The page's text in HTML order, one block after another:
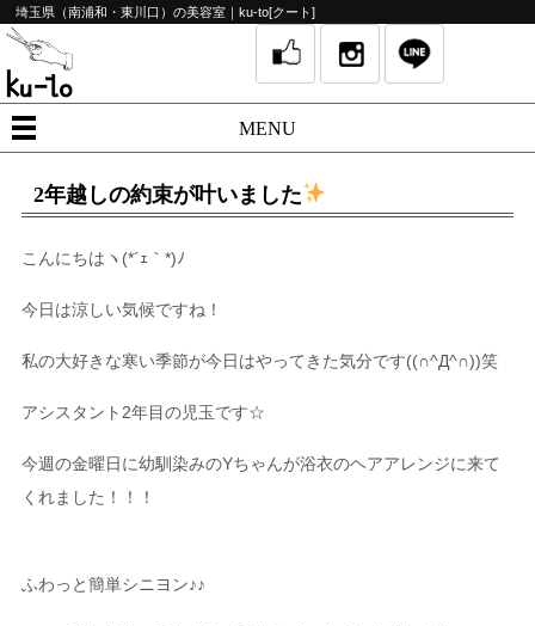
埼玉県（南浦和・東川口）の美容室｜ku-to[クート]
MENU
2年越しの約束が叶いました
こんにちはヽ(*´ｪ｀*)ﾉ
今日は涼しい気候ですね！
私の大好きな寒い季節が今日はやってきた気分です((∩^Д^∩))笑
アシスタント2年目の児玉です☆
今週の金曜日に幼馴染みのYちゃんが浴衣のヘアアレンジに来て
くれました！！！
ふわっと簡単シニヨン♪♪